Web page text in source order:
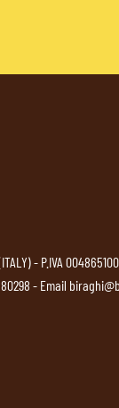
- P.IVA
- Email